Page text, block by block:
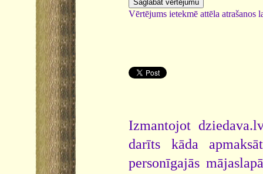
Vērtējums ietekmē attēla atrašanos
Izmantojot
darīts kāda
personīgajās